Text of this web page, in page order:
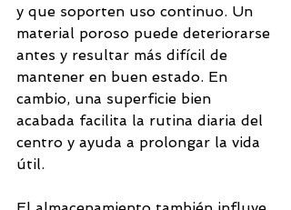
y que soporten uso continuo. Un
material poroso puede deteriorarse
antes y resultar más difícil de
mantener en buen estado. En
cambio, una superficie bien
acabada facilita la rutina diaria del
centro y ayuda a prolongar la vida
útil.